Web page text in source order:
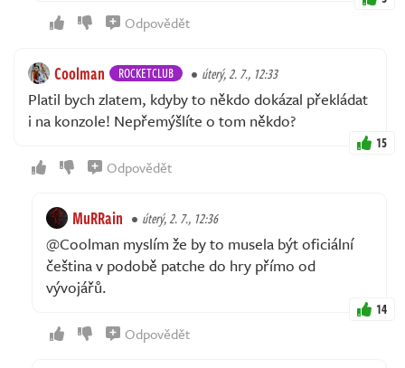
Odpovědět
Coolman ROCKETCLUB úterý, 2. 7., 12:33
Platil bych zlatem, kdyby to někdo dokázal překládat
i na konzole! Nepřemýšlíte o tom někdo?
15
Odpovědět
MuRRain úterý, 2. 7., 12:36
@Coolman myslím že by to musela být oficiální
čeština v podobě patche do hry přímo od
vývojářů.
14
Odpovědět